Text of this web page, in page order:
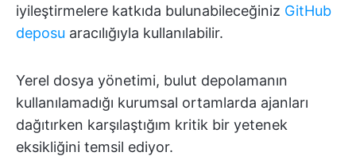
iyileştirmelere katkıda bulunabileceğiniz GitHub
deposu aracılığıyla kullanılabilir.
Yerel dosya yönetimi, bulut depolamanın
kullanılamadığı kurumsal ortamlarda ajanları
dağıtırken karşılaştığım kritik bir yetenek
eksikliğini temsil ediyor.